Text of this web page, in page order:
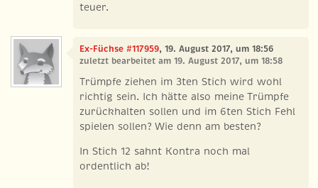
teuer.
Ex-Füchse #117959, 19. August 2017, um 18:56
zuletzt bearbeitet am 19. August 2017, um 18:58
Trümpfe ziehen im 3ten Stich wird wohl
richtig sein. Ich hätte also meine Trümpfe
zurückhalten sollen und im 6ten Stich Fehl
spielen sollen? Wie denn am besten?
In Stich 12 sahnt Kontra noch mal
ordentlich ab!